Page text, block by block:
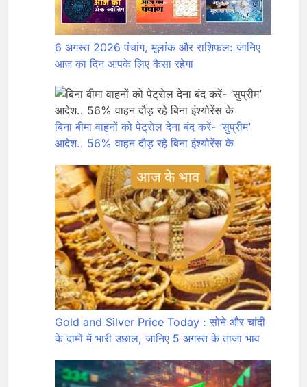
6 अगस्त 2026 पंचांग, मूलांक और राशिफल: जानिए
आज का दिन आपके लिए कैसा रहेगा
बिना बीमा वाहनों को पेट्राेल देना बंद करें- ‘सुप्रीम’
आदेश.. 56% वाहन दौड़ रहे बिना इंश्योरेंस के
Gold and Silver Price Today : सोने और चांदी
के दामों में भारी उछाल, जानिए 5 अगस्त के ताजा भाव